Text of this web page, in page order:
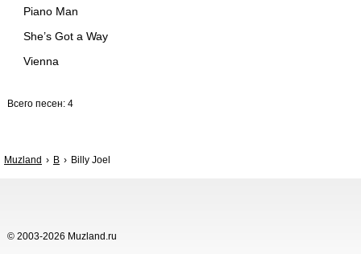
Piano Man
She’s Got a Way
Vienna
Всего песен: 4
Muzland B Billy Joel
© 2003-2026 Muzland.ru